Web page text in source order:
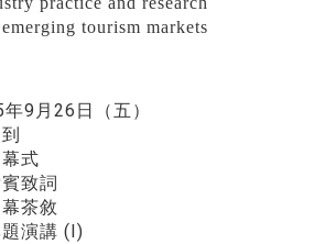
tourism markets
9月26日（五）
式
致詞
茶敘
演講 (I)